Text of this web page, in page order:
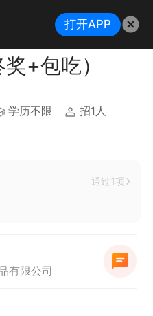
+包吃）
学历不限 招1人
通过1项
有限公司
打开APP